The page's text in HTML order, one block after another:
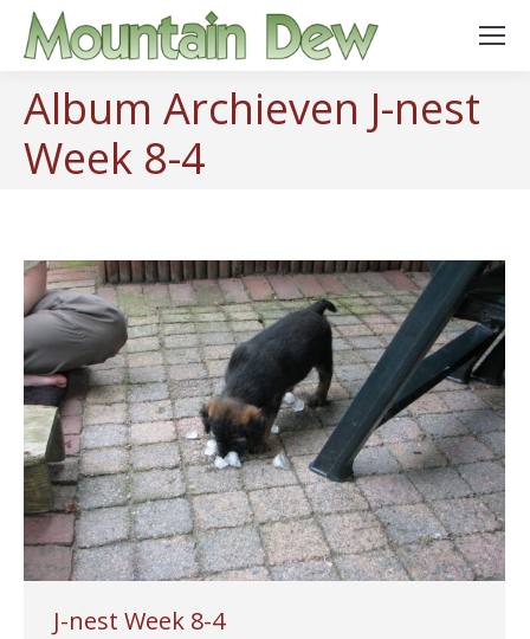
Album Archieven J-nest
Week 8-4
J-nest Week 8-4